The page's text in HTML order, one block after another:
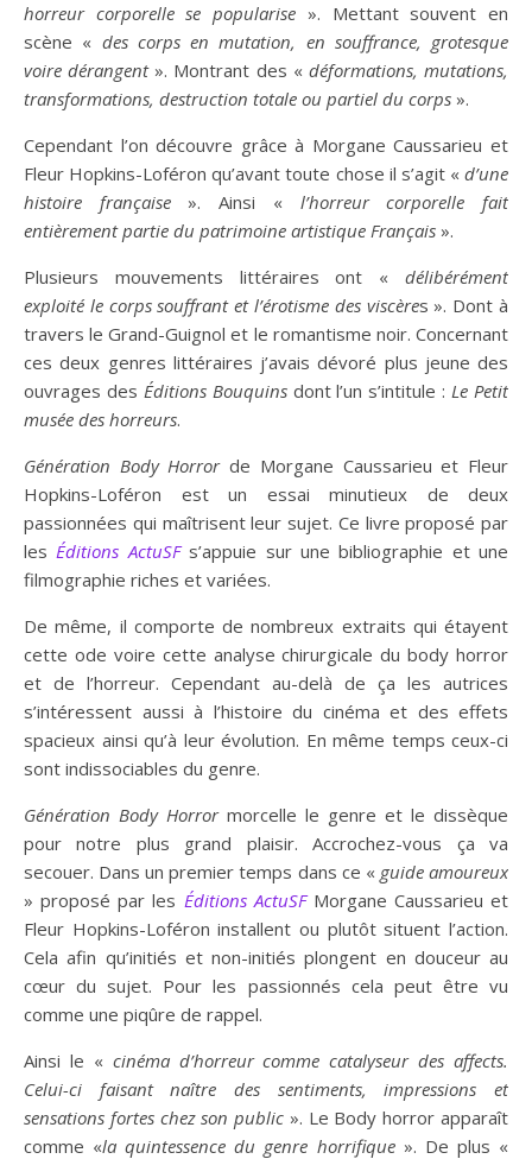
horreur corporelle se popularise ». Mettant souvent en
scène « des corps en mutation, en souffrance, grotesque
voire dérangent». Montrant des « déformations, mutations,
transformations, destruction totale ou partiel du corps ».
Cependant l’on découvre grâce à Morgane Caussarieu et
Fleur Hopkins-Loféron qu’avant toute chose il s’agit « d’une
histoire française ». Ainsi « l’horreur corporelle fait
entièrement partie du patrimoine artistique Français ».
Plusieurs mouvements littéraires ont « délibérément
exploité le corps souffrant et l’érotisme des viscères ». Dont à
travers le Grand-Guignol et le romantisme noir. Concernant
ces deux genres littéraires j’avais dévoré plus jeune des
ouvrages des Éditions Bouquinsdont l’un s’intitule :Le Petit
musée des horreurs.
Génération Body Horrorde Morgane Caussarieu et Fleur
Hopkins-Loféron est un essai minutieux de deux
passionnées qui maîtrisent leur sujet. Ce livre proposé par
lesÉditions ActuSF s’appuie sur une bibliographie et une
filmographie riches et variées.
De même, il comporte de nombreux extraits qui étayent
cette ode voire cette analyse chirurgicale du body horror
et de l’horreur. Cependant au-delà de ça les autrices
s’intéressent aussi à l’histoire du cinéma et des effets
spacieux ainsi qu’à leur évolution. En même temps ceux-ci
sont indissociables du genre.
Génération Body Horrormorcelle le genre et le dissèque
pour notre plus grand plaisir. Accrochez-vous ça va
secouer. Dans un premier temps dans ce « guide amoureux
» proposé par les Éditions ActuSFMorgane Caussarieu et
Fleur Hopkins-Loféron installent ou plutôt situent l’action.
Cela afin qu’initiés et non-initiés plongent en douceur au
cœur du sujet. Pour les passionnés cela peut être vu
comme une piqûre de rappel.
Ainsi le « cinéma d’horreur comme catalyseur des affects.
Celui-ci faisant naître des sentiments, impressions et
sensations fortes chez son public ». Le Body horror apparaît
comme «la quintessence du genre horrifique ». De plus «